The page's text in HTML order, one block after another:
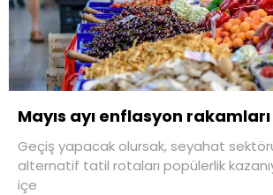
Mayıs ayı enflasyon rakamları
Geçiş yapacak olursak, seyahat
alternatif tatil rotaları popülerlik
içe